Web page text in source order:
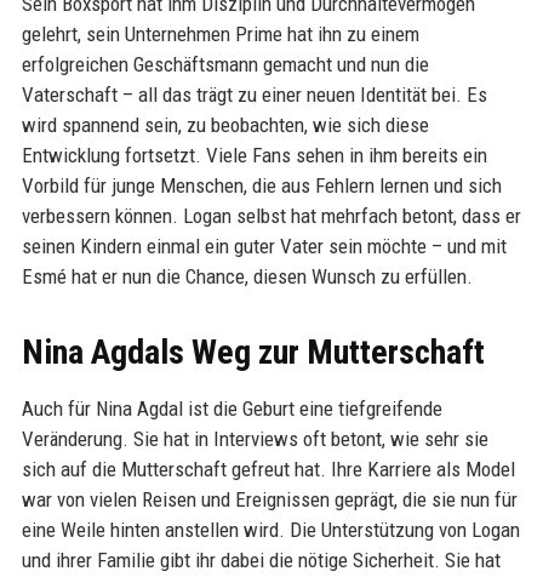
gelehrt, sein Unternehmen Prime hat ihn zu einem
erfolgreichen Geschäftsmann gemacht und nun die
Vaterschaft – all das trägt zu einer neuen Identität bei. Es
wird spannend sein, zu beobachten, wie sich diese
Entwicklung fortsetzt. Viele Fans sehen in ihm bereits ein
Vorbild für junge Menschen, die aus Fehlern lernen und sich
verbessern können. Logan selbst hat mehrfach betont, dass er
seinen Kindern einmal ein guter Vater sein möchte – und mit
Esmé hat er nun die Chance, diesen Wunsch zu erfüllen.
Nina Agdals Weg zur Mutterschaft
Auch für Nina Agdal ist die Geburt eine tiefgreifende
Veränderung. Sie hat in Interviews oft betont, wie sehr sie
sich auf die Mutterschaft gefreut hat. Ihre Karriere als Model
war von vielen Reisen und Ereignissen geprägt, die sie nun für
eine Weile hinten anstellen wird. Die Unterstützung von Logan
und ihrer Familie gibt ihr dabei die nötige Sicherheit. Sie hat